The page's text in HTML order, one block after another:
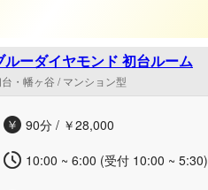
ルーダイヤモンド 初台ルーム
・幡ヶ谷 / マンション型
90分 / ￥28,000
10:00 ~ 6:00 (受付 10:00 ~ 5:30)